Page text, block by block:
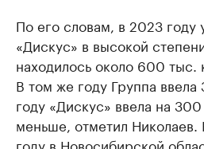
По его словам, в 2023 году
«Дискус» в высокой
находилось около 600 тыс.
В том же году Группа
году «Дискус» ввела на
меньше, отметил
году в Новосибирской